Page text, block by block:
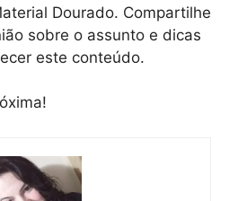
Dourado. Compartilhe
sobre o assunto e dicas
este conteúdo.